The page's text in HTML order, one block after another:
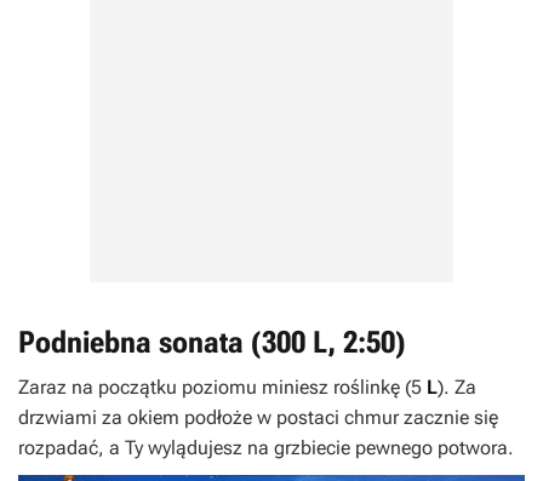
Podniebna sonata (300 L, 2:50)
Zaraz na początku poziomu miniesz roślinkę (5 L). Za
drzwiami za okiem podłoże w postaci chmur zacznie się
rozpadać, a Ty wylądujesz na grzbiecie pewnego potwora.